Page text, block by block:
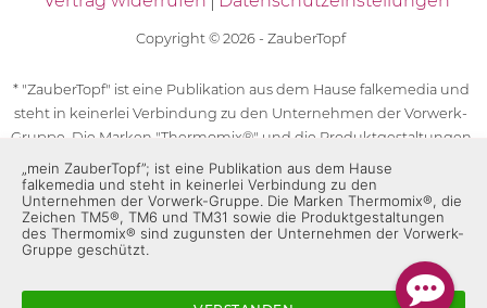
Copyright © 2026 - ZauberTopf
* "ZauberTopf" ist eine Publikation aus dem Hause falkemedia und
steht in keinerlei Verbindung zu den Unternehmen der Vorwerk-
Gruppe. Die Marken "Thermomix®" und die Produktgestaltungen
des "Thermomix®" sind eingetragene Marken der Unternehmen
der Vorwerk-Gruppe. Die Marken Thermomix®, die Zeichen TM5®,
TM6 und TM31 sowie die Produktgestaltungen des Thermomix®
sind zugunsten der Unternehmen der Vorwerk-Gruppe
geschützt. Für die Rezeptangaben in "ZauberTopf" ist
„mein ZauberTopf”; ist eine Publikation aus dem Hause
falkemedia und steht in keinerlei Verbindung zu den
Unternehmen der Vorwerk-Gruppe. Die Marken Thermomix®, die
Zeichen TM5®, TM6 und TM31 sowie die Produktgestaltungen
des Thermomix® sind zugunsten der Unternehmen der Vorwerk-
Gruppe geschützt.